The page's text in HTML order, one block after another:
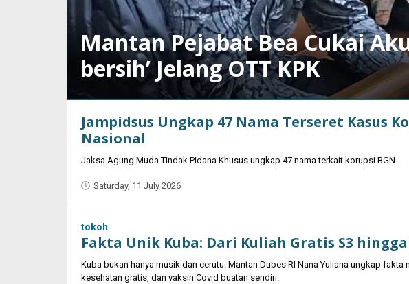
Mantan Pejabat Bea Cukai
bersih’ Jelang OTT KPK
Wednesday,
2026
Oban
Jampidsus Ungkap 47 Nama Terseret Kasus
Nasional
Jaksa Agung Muda Tindak Pidana Khusus ungkap 47 nama terkait korupsi BGN.
Saturday, 11 July 2026
tokoh
Fakta Unik Kuba: Dari Kuliah Gratis S3
Kuba bukan hanya musik dan cerutu. Mantan Dubes RI Nana Yuliana ungkap fakta
kesehatan gratis, dan vaksin Covid buatan sendiri.